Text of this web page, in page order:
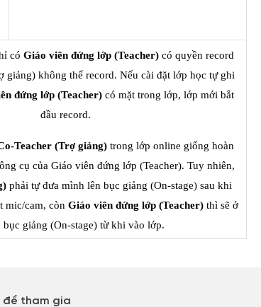
có Giáo viên đứng lớp (Teacher) có quyền record
giảng) không thể record. Nếu cài đặt lớp học tự ghi
đứng lớp (Teacher) có mặt trong lớp, lớp mới bắt
đầu record.
Teacher (Trợ giảng) trong lớp online giống hoàn
phải tự đưa mình lên bục giảng (On-stage) sau khi
mic/cam, còn Giáo viên đứng lớp (Teacher) thì sẽ ở
bục giảng (On-stage) từ khi vào lớp.
để tham gia